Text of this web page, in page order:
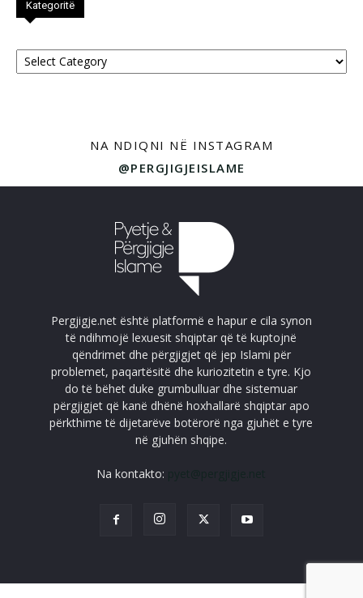
Kategoritë
Kategoritë
NA NDIQNI NË INSTAGRAM
@PERGJIGJEISLAME
Pergjigje.net është platformë e hapur e cila synon
të ndihmojë lexuesit shqiptar që të kuptojnë
qëndrimet dhe përgjigjet që jep Islami për
problemet, paqartësitë dhe kuriozitetin e tyre. Kjo
do të bëhet duke grumbulluar dhe sistemuar
përgjigjet që kanë dhënë hoxhallarë shqiptar apo
përkthime të dijetarëve botërorë nga gjuhët e tyre
në gjuhën shqipe.
Na kontakto: